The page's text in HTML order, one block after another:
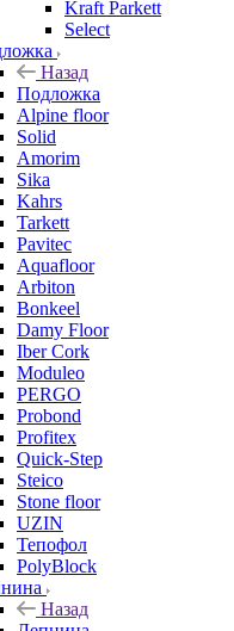
Kraft Parkett
Select
Назад
Подложка
Alpine floor
Solid
Amorim
Sika
Kahrs
Tarkett
Pavitec
Aquafloor
Arbiton
Bonkeel
Damy Floor
Iber Cork
Moduleo
PERGO
Probond
Profitex
Quick-Step
Steico
Stone floor
UZIN
Тепофол
PolyBlock
Назад